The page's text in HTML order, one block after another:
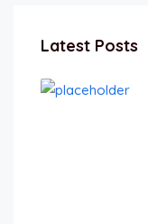
Latest Posts